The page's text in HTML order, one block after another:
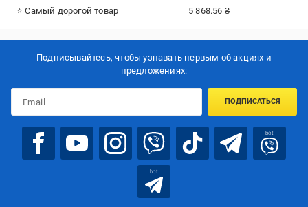
⭐ Самый дорогой товар 5 868.56 ₴
Подписывайтесь, чтобы узнавать первым об акцияx и
предложениях:
ПОДПИСАТЬСЯ
bot
bot